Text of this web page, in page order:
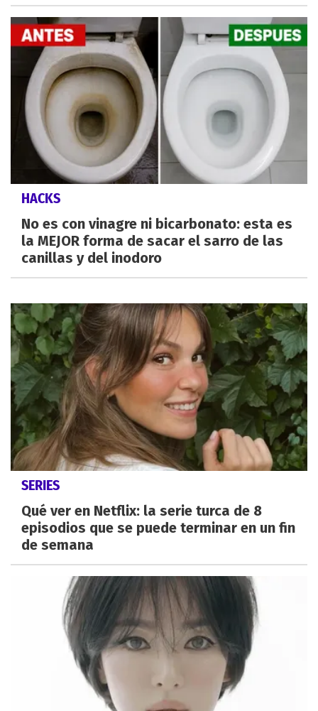
HACKS
No es con vinagre ni bicarbonato: esta es
la MEJOR forma de sacar el sarro de las
canillas y del inodoro
SERIES
Qué ver en Netflix: la serie turca de 8
episodios que se puede terminar en un fin
de semana